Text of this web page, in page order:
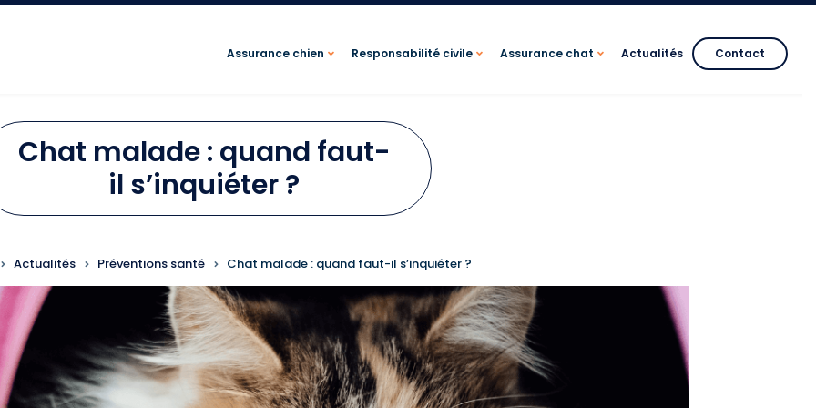
Assurance chien Responsabilité civile Assurance chat Actualités Contact
Chat malade : quand faut-
il s’inquiéter ?
FIL D'ARIANE
Actualités Préventions santé Chat malade : quand faut-il s’inquiéter ?